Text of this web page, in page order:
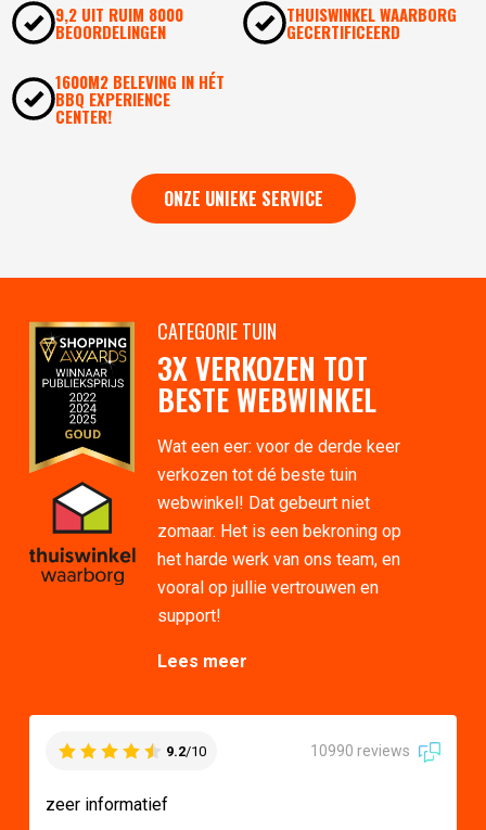
9,2 UIT RUIM 8000
BEOORDELINGEN
THUISWINKEL WAARBORG
GECERTIFICEERD
1600M2 BELEVING IN HÉT
BBQ EXPERIENCE
CENTER!
ONZE UNIEKE SERVICE
CATEGORIE TUIN
3X VERKOZEN TOT
BESTE WEBWINKEL
Wat een eer: voor de derde keer
verkozen tot dé beste tuin
webwinkel! Dat gebeurt niet
zomaar. Het is een bekroning op
het harde werk van ons team, en
vooral op jullie vertrouwen en
support!
Lees meer
9.2/10 10990 reviews
zeer informatief